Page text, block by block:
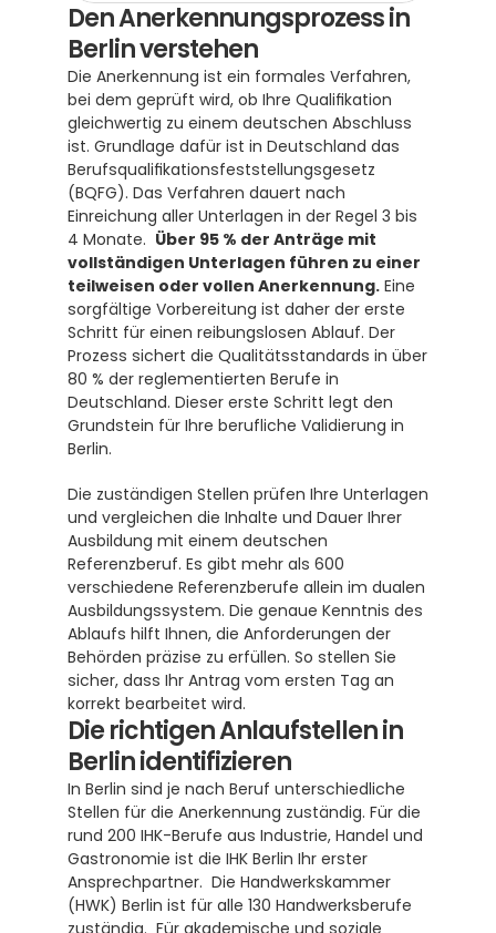
Den Anerkennungsprozess in
Berlin verstehen
Die Anerkennung ist ein formales Verfahren,
bei dem geprüft wird, ob Ihre Qualifikation
gleichwertig zu einem deutschen Abschluss
ist. Grundlage dafür ist in Deutschland das
Berufsqualifikationsfeststellungsgesetz
(BQFG). Das Verfahren dauert nach
Einreichung aller Unterlagen in der Regel 3 bis
4 Monate. Über 95 % der Anträge mit
vollständigen Unterlagen führen zu einer
teilweisen oder vollen Anerkennung. Eine
sorgfältige Vorbereitung ist daher der erste
Schritt für einen reibungslosen Ablauf. Der
Prozess sichert die Qualitätsstandards in über
80 % der reglementierten Berufe in
Deutschland. Dieser erste Schritt legt den
Grundstein für Ihre berufliche Validierung in
Berlin.
Die zuständigen Stellen prüfen Ihre Unterlagen
und vergleichen die Inhalte und Dauer Ihrer
Ausbildung mit einem deutschen
Referenzberuf. Es gibt mehr als 600
verschiedene Referenzberufe allein im dualen
Ausbildungssystem. Die genaue Kenntnis des
Ablaufs hilft Ihnen, die Anforderungen der
Behörden präzise zu erfüllen. So stellen Sie
sicher, dass Ihr Antrag vom ersten Tag an
korrekt bearbeitet wird.
Die richtigen Anlaufstellen in
Berlin identifizieren
In Berlin sind je nach Beruf unterschiedliche
Stellen für die Anerkennung zuständig. Für die
rund 200 IHK-Berufe aus Industrie, Handel und
Gastronomie ist die IHK Berlin Ihr erster
Ansprechpartner.  Die Handwerkskammer
(HWK) Berlin ist für alle 130 Handwerksberufe
zuständig.  Für akademische und soziale